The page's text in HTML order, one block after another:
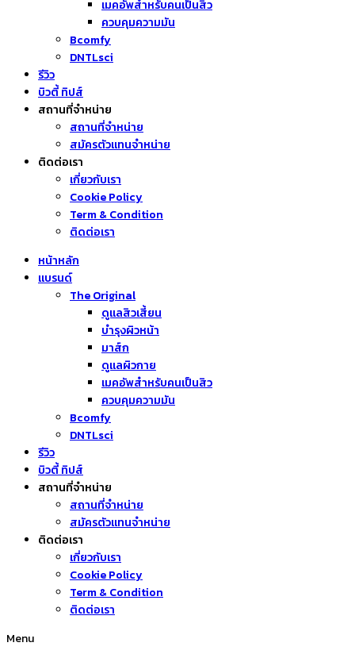
เมคอัพสำหรับคนเป็นสิว
ควบคุมความมัน
Bcomfy
DNTLsci
รีวิว
บิวตี้ ทิปส์
สถานที่จำหน่าย
สถานที่จำหน่าย
สมัครตัวแทนจำหน่าย
ติดต่อเรา
เกี่ยวกับเรา
Cookie Policy
Term & Condition
ติดต่อเรา
หน้าหลัก
แบรนด์
The Original
ดูแลสิวเสี้ยน
บำรุงผิวหน้า
มาส์ก
ดูแลผิวกาย
เมคอัพสำหรับคนเป็นสิว
ควบคุมความมัน
Bcomfy
DNTLsci
รีวิว
บิวตี้ ทิปส์
สถานที่จำหน่าย
สถานที่จำหน่าย
สมัครตัวแทนจำหน่าย
ติดต่อเรา
เกี่ยวกับเรา
Cookie Policy
Term & Condition
ติดต่อเรา
Menu